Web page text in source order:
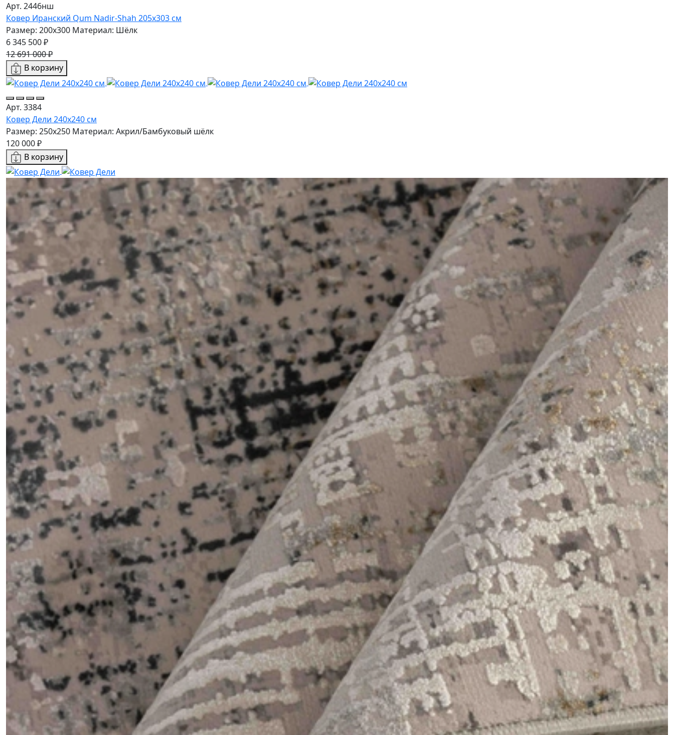
Арт. 2446нш
Ковер Иранский Qum Nadir-Shah 205x303 см
Размер: 200x300 Материал: Шёлк
6 345 500 ₽
12 691 000 ₽
В корзину
Арт. 3384
Ковер Дели 240х240 см
Размер: 250x250 Материал: Акрил/Бамбуковый шёлк
120 000 ₽
В корзину